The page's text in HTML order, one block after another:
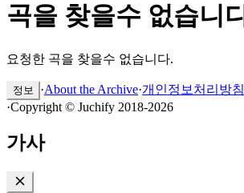
곡을 찾을수 없습니
요청한 곡을 찾을수 없습니다.
정보 ·About the Archive·개인정보처리방침
·Copyright © Juchify 2018-2026
가사